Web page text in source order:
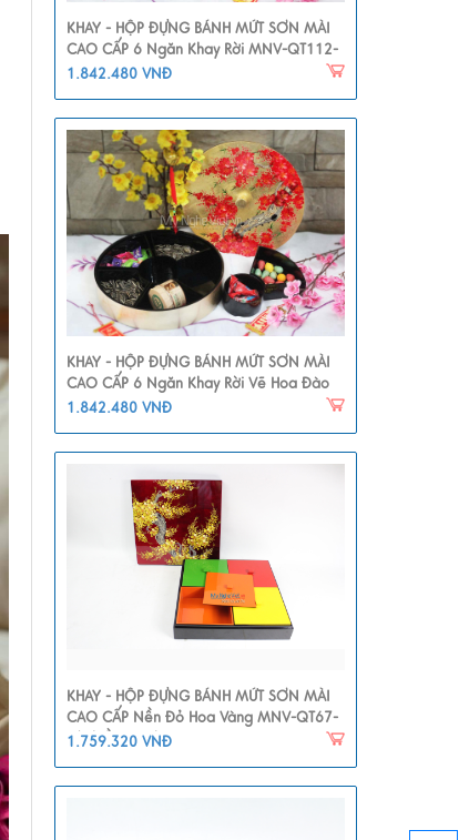
KHAY - HỘP ĐỰNG BÁNH MỨT SƠN MÀI
CAO CẤP 6 Ngăn Khay Rời MNV-QT112-
1
1.842.480 VNĐ
KHAY - HỘP ĐỰNG BÁNH MỨT SƠN MÀI
CAO CẤP 6 Ngăn Khay Rời Vẽ Hoa Đào
MNV-QT112
1.842.480 VNĐ
KHAY - HỘP ĐỰNG BÁNH MỨT SƠN MÀI
CAO CẤP Nền Đỏ Hoa Vàng MNV-QT67-
2(nhiều Màu)
1.759.320 VNĐ